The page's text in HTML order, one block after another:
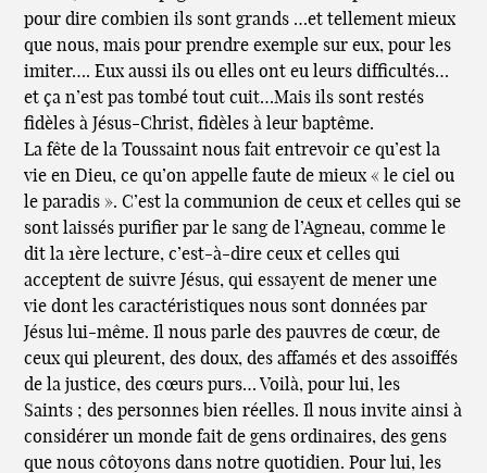
pour dire combien ils sont grands …et tellement mieux
que nous, mais pour prendre exemple sur eux, pour les
imiter…. Eux aussi ils ou elles ont eu leurs difficultés…
et ça n’est pas tombé tout cuit…Mais ils sont restés
fidèles à Jésus-Christ, fidèles à leur baptême.
La fête de la Toussaint nous fait entrevoir ce qu’est la
vie en Dieu, ce qu’on appelle faute de mieux « le ciel ou
le paradis ». C’est la communion de ceux et celles qui se
sont laissés purifier par le sang de l’Agneau, comme le
dit la 1ère lecture, c’est-à-dire ceux et celles qui
acceptent de suivre Jésus, qui essayent de mener une
vie dont les caractéristiques nous sont données par
Jésus lui-même. Il nous parle des pauvres de cœur, de
ceux qui pleurent, des doux, des affamés et des assoiffés
de la justice, des cœurs purs… Voilà, pour lui, les
Saints ; des personnes bien réelles. Il nous invite ainsi à
considérer un monde fait de gens ordinaires, des gens
que nous côtoyons dans notre quotidien. Pour lui, les